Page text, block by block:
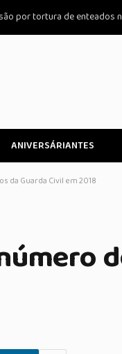
ANIVERSÁRIANTES
da Guarda Civil em 2018